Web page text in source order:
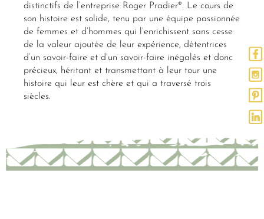
distinctifs de l’entreprise Roger Pradier®. Le cours de
son histoire est solide, tenu par une équipe passionnée
de femmes et d’hommes qui l’enrichissent sans cesse
de la valeur ajoutée de leur expérience, détentrices
d’un savoir-faire et d’un savoir-faire inégalés et donc
précieux, héritant et transmettant à leur tour une
histoire qui leur est chère et qui a traversé trois
siècles.